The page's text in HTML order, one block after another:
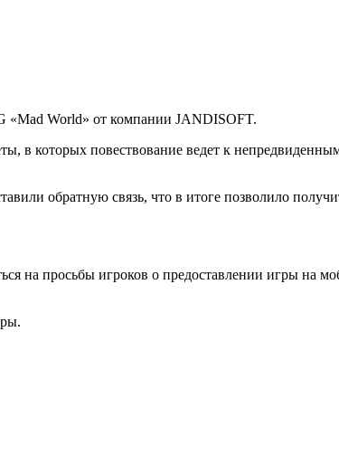
«Mad World» от компании JANDISOFT.
в которых повествование ведет к
обратную связь, что в итоге позволило
на просьбы игроков о предоставлении игры на